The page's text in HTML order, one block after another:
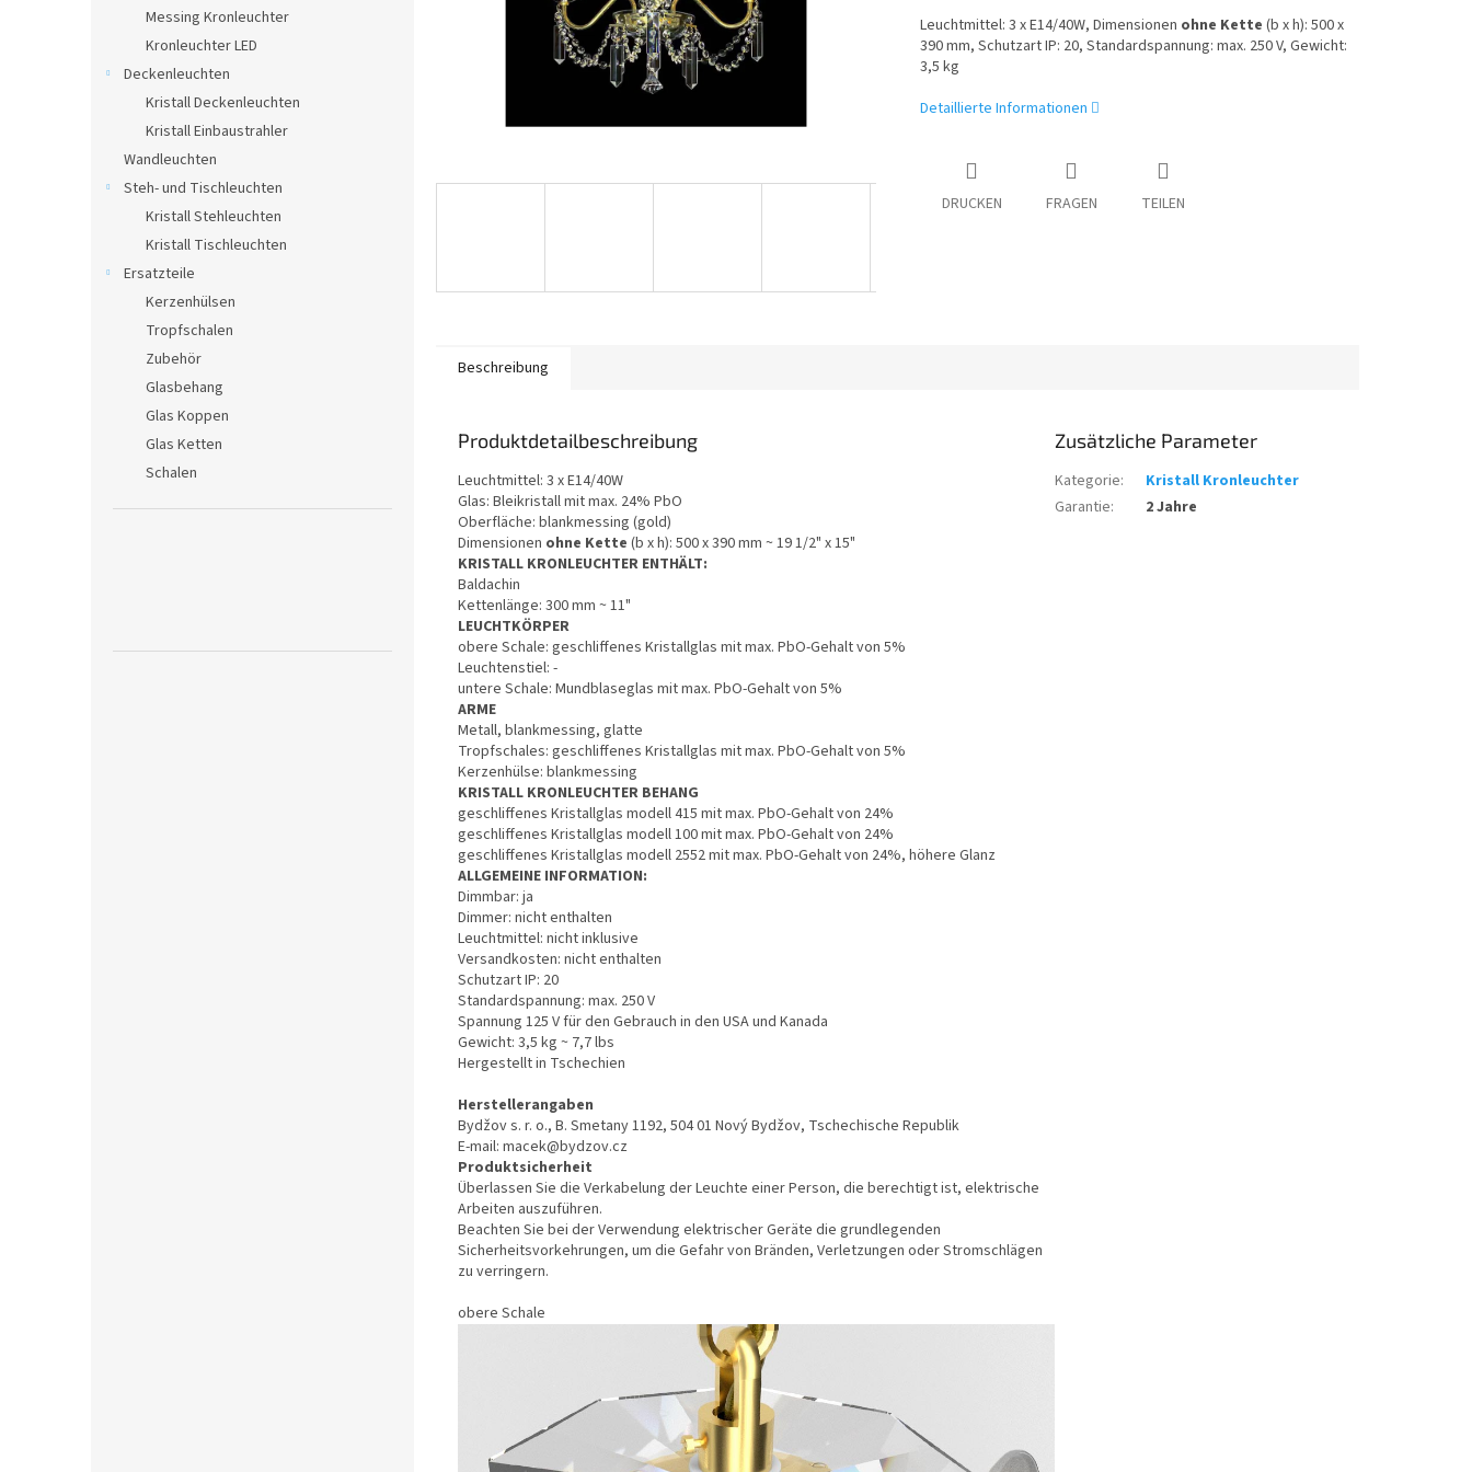
Messing Kronleuchter
Kronleuchter LED
Deckenleuchten
Kristall Deckenleuchten
Kristall Einbaustrahler
Wandleuchten
Steh- und Tischleuchten
Kristall Stehleuchten
Kristall Tischleuchten
Ersatzteile
Kerzenhülsen
Tropfschalen
Zubehör
Glasbehang
Glas Koppen
Glas Ketten
Schalen
Leuchtmittel: 3 x E14/40W, Dimensionen ohne Kette (b x h): 500 x
390 mm, Schutzart IP: 20, Standardspannung: max. 250 V, Gewicht:
3,5 kg
Detaillierte Informationen
DRUCKEN FRAGEN TEILEN
Beschreibung
Produktdetailbeschreibung
Leuchtmittel: 3 x E14/40W
Glas: Bleikristall mit max. 24% PbO
Oberfläche: blankmessing (gold)
Dimensionen ohne Kette (b x h): 500 x 390 mm ~ 19 1/2" x 15"
KRISTALL KRONLEUCHTER ENTHÄLT:
Baldachin
Kettenlänge: 300 mm ~ 11"
LEUCHTKÖRPER
obere Schale: geschliffenes Kristallglas mit max. PbO-Gehalt von 5%
Leuchtenstiel: -
untere Schale: Mundblaseglas mit max. PbO-Gehalt von 5%
ARME
Metall, blankmessing, glatte
Tropfschales: geschliffenes Kristallglas mit max. PbO-Gehalt von 5%
Kerzenhülse: blankmessing
KRISTALL KRONLEUCHTER BEHANG
geschliffenes Kristallglas modell 415 mit max. PbO-Gehalt von 24%
geschliffenes Kristallglas modell 100 mit max. PbO-Gehalt von 24%
geschliffenes Kristallglas modell 2552 mit max. PbO-Gehalt von 24%, höhere Glanz
ALLGEMEINE INFORMATION:
Dimmbar: ja
Dimmer: nicht enthalten
Leuchtmittel: nicht inklusive
Versandkosten: nicht enthalten
Schutzart IP: 20
Standardspannung: max. 250 V
Spannung 125 V für den Gebrauch in den USA und Kanada
Gewicht: 3,5 kg ~ 7,7 lbs
Hergestellt in Tschechien
Herstellerangaben
Bydžov s. r. o., B. Smetany 1192, 504 01 Nový Bydžov, Tschechische Republik
E-mail: macek@bydzov.cz
Produktsicherheit
Überlassen Sie die Verkabelung der Leuchte einer Person, die berechtigt ist, elektrische
Arbeiten auszuführen.
Beachten Sie bei der Verwendung elektrischer Geräte die grundlegenden
Sicherheitsvorkehrungen, um die Gefahr von Bränden, Verletzungen oder Stromschlägen
zu verringern.
obere Schale
Zusätzliche Parameter
Kategorie:
Kristall Kronleuchter
Garantie: 2 Jahre